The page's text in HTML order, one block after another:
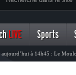
LIVE Sports
à 14h45 : Le